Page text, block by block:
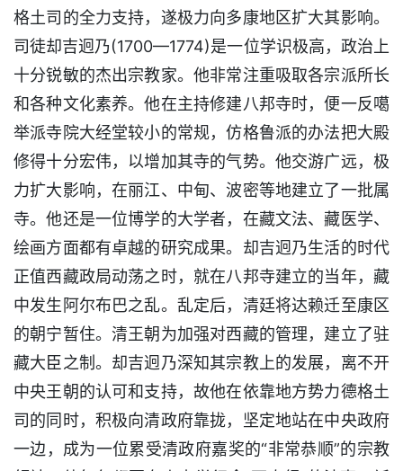
格土司的全力支持，遂极力向多康地区扩大其影响。
司徒却吉迥乃(1700—1774)是一位学识极高，政治上
十分锐敏的杰出宗教家。他非常注重吸取各宗派所长
和各种文化素养。他在主持修建八邦寺时，便一反噶
举派寺院大经堂较小的常规，仿格鲁派的办法把大殿
修得十分宏伟，以增加其寺的气势。他交游广远，极
力扩大影响，在丽江、中甸、波密等地建立了一批属
寺。他还是一位博学的大学者，在藏文法、藏医学、
绘画方面都有卓越的研究成果。却吉迥乃生活的时代
正值西藏政局动荡之时，就在八邦寺建立的当年，藏
中发生阿尔布巴之乱。乱定后，清廷将达赖迁至康区
的朝宁暂住。清王朝为加强对西藏的管理，建立了驻
藏大臣之制。却吉迥乃深知其宗教上的发展，离不开
中央王朝的认可和支持，故他在依靠地方势力德格土
司的同时，积极向清政府靠拢，坚定地站在中央政府
一边，成为一位累受清政府嘉奖的“非常恭顺”的宗教